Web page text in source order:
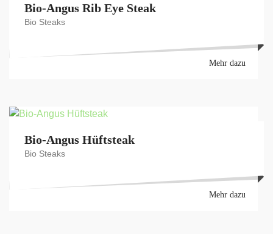
Bio-Angus Rib Eye Steak
Bio Steaks
Mehr dazu
Bio-Angus Hüftsteak
Bio Steaks
Mehr dazu